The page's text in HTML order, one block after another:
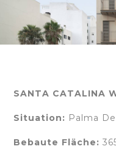
SANTA CATALINA
Situation: Palma
Bebaute Fläche: